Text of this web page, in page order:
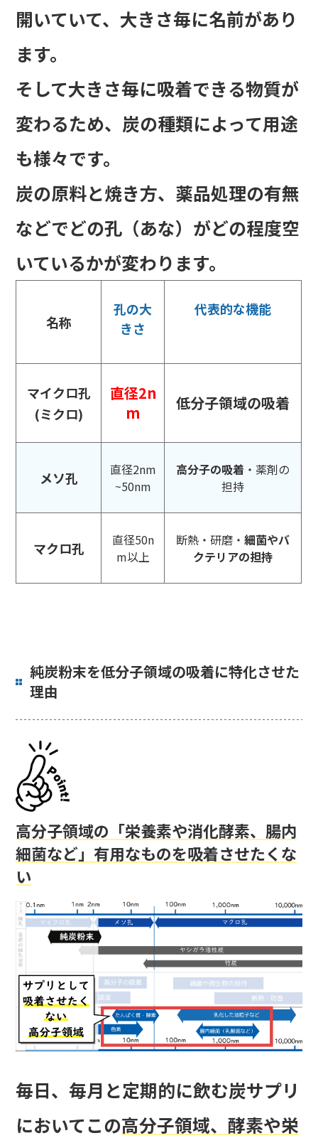
開いていて、大きさ毎に名前があり
ます。
そして大きさ毎に吸着できる物質が
変わるため、炭の種類によって用途
も様々です。
炭の原料と焼き方、薬品処理の有無
などでどの孔（あな）がどの程度空
いているかが変わります。
名称
孔の大
きさ
代表的な機能
マイクロ孔
(ミクロ)
直径2n
m
低分子領域の吸着
メソ孔
直径2nm
~50nm
高分子の吸着 ・薬剤の
担持
マクロ孔
直径50n
m以上
断熱・研磨・細菌やバ
クテリアの担持
純炭粉末を低分子領域の吸着に特化させた
理由
高分子領域の「栄養素や消化酵素、腸内
細菌など」有用なものを吸着させたくな
い
毎日、毎月と定期的に飲む炭サプリ
においてこの高分子領域、酵素や栄